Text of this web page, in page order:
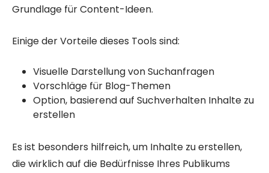
Grundlage für Content-Ideen.
Einige der Vorteile dieses Tools sind:
Visuelle Darstellung von Suchanfragen
Vorschläge für Blog-Themen
Option, basierend auf Suchverhalten Inhalte zu
erstellen
Es ist besonders hilfreich, um Inhalte zu erstellen,
die wirklich auf die Bedürfnisse Ihres Publikums